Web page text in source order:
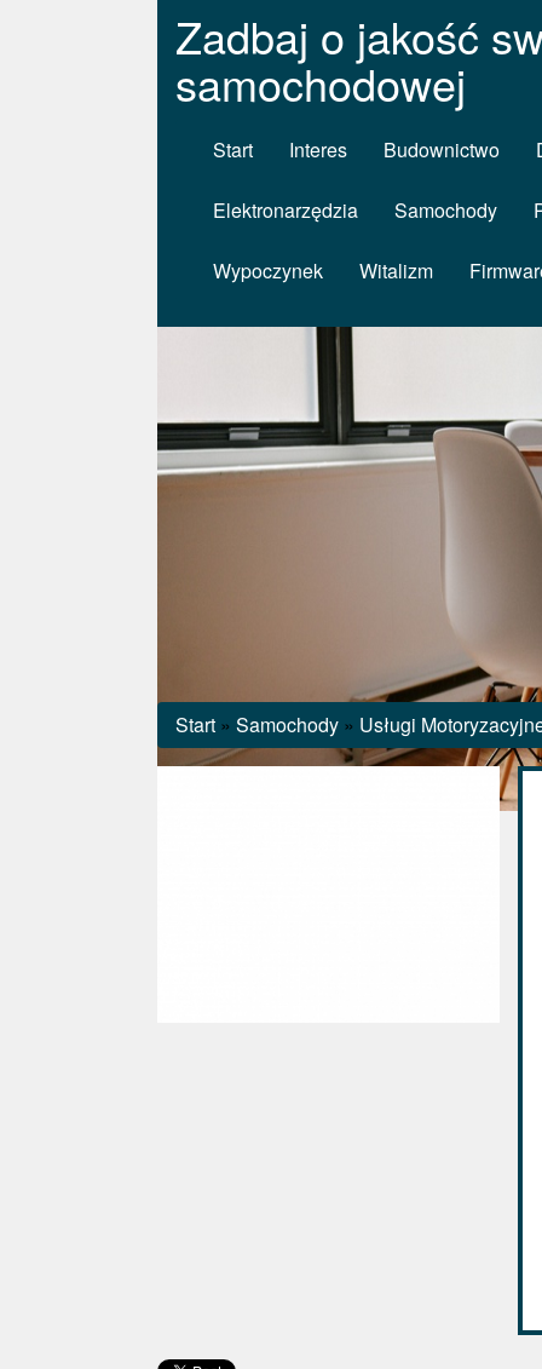
Zadbaj o jakość
samochodowej
Start Interes Budownictwo
Elektronarzędzia Samochody
Wypoczynek Witalizm
Start » Samochody » Usługi